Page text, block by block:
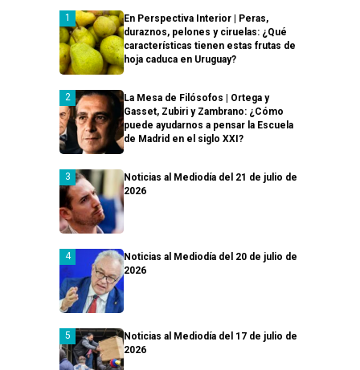
En Perspectiva Interior | Peras,
duraznos, pelones y ciruelas: ¿Qué
características tienen estas frutas de
hoja caduca en Uruguay?
La Mesa de Filósofos | Ortega y
Gasset, Zubiri y Zambrano: ¿Cómo
puede ayudarnos a pensar la Escuela
de Madrid en el siglo XXI?
Noticias al Mediodía del 21 de julio de
2026
Noticias al Mediodía del 20 de julio de
2026
Noticias al Mediodía del 17 de julio de
2026